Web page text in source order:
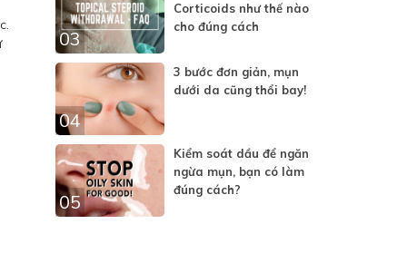
03
Corticoids như thế nào
cho đúng cách
04
3 bước đơn giản, mụn
dưới da cũng thổi bay!
05
Kiểm soát dầu để ngăn
ngừa mụn, bạn có làm
đúng cách?